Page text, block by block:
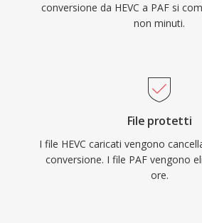
conversione da HEVC a PAF si
non minuti.
File protetti
I file HEVC caricati vengono
conversione. I file PAF vengono
ore.